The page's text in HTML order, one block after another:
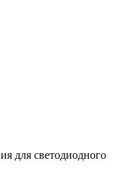
для светодиодного